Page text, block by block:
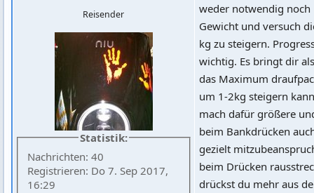
Reisender
Statistik:
Nachrichten: 40
Registrieren: Do 7. Sep 2017,
16:29
weder notwendig
Gewicht und versuch
kg zu steigern.
wichtig. Es bringt dir
das Maximum
um 1-2kg steigern
mach dafür größere
beim Bankdrücken
gezielt
beim Drücken
drückst du mehr aus